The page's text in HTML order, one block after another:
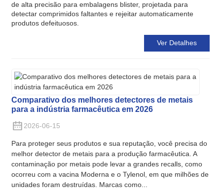
de alta precisão para embalagens blister, projetada para
detectar comprimidos faltantes e rejeitar automaticamente
produtos defeituosos.
Ver Detalhes
Comparativo dos melhores detectores de metais
para a indústria farmacêutica em 2026
2026-06-15
Para proteger seus produtos e sua reputação, você precisa do
melhor detector de metais para a produção farmacêutica. A
contaminação por metais pode levar a grandes recalls, como
ocorreu com a vacina Moderna e o Tylenol, em que milhões de
unidades foram destruídas. Marcas como...